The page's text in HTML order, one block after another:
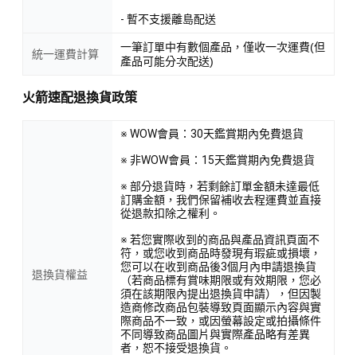
- 暫不支援離島配送
統一運費計算
一筆訂單中有數個產品，僅收一次運費(但
產品可能分次配送)
火箭速配退換貨政策
退換貨權益
※ WOW會員：30天鑑賞期內免費退貨
※ 非WOW會員：15天鑑賞期內免費退貨
※ 部分退貨時，若剩餘訂單金額未達最低
訂購金額，我們保留補收去程運費並直接
從退款扣除之權利。
※ 若您實際收到的商品與產品資訊頁面不
符，或您收到商品時發現有瑕疵或損壞，
您可以在收到商品後3個月內申請退換貨
（若商品標有賞味期限或有效期限，您必
須在該期限內提出退換貨申請），但因製
造商修改商品包裝導致頁面顯示內容與實
際商品不一致，或因螢幕設定或拍攝條件
不同導致商品圖片與實際產品略有差異
者，恕不接受退換貨。